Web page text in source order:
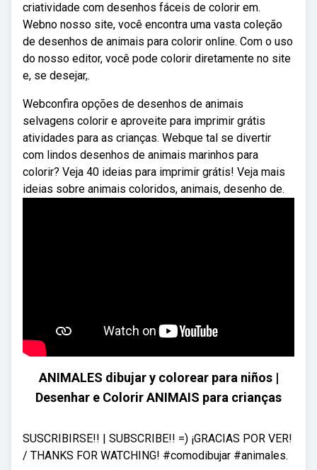
criatividade com desenhos fáceis de colorir em.
Webno nosso site, você encontra uma vasta coleção
de desenhos de animais para colorir online. Com o uso
do nosso editor, você pode colorir diretamente no site
e, se desejar,.
Webconfira opções de desenhos de animais
selvagens colorir e aproveite para imprimir grátis
atividades para as crianças. Webque tal se divertir
com lindos desenhos de animais marinhos para
colorir? Veja 40 ideias para imprimir grátis! Veja mais
ideias sobre animais coloridos, animais, desenho de.
ANIMALES dibujar y colorear para niños |
Desenhar e Colorir ANIMAIS para crianças
SUSCRIBIRSE!! | SUBSCRIBE!! =) ¡GRACIAS POR VER!
/ THANKS FOR WATCHING! #comodibujar #animales.